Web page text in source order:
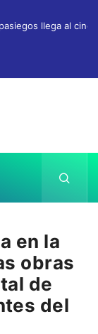
llega al
en la
obras
de
del